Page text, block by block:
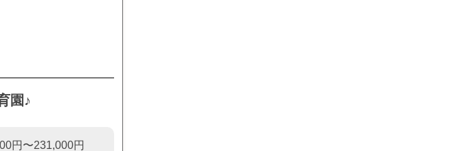
園♪
円〜231,000円